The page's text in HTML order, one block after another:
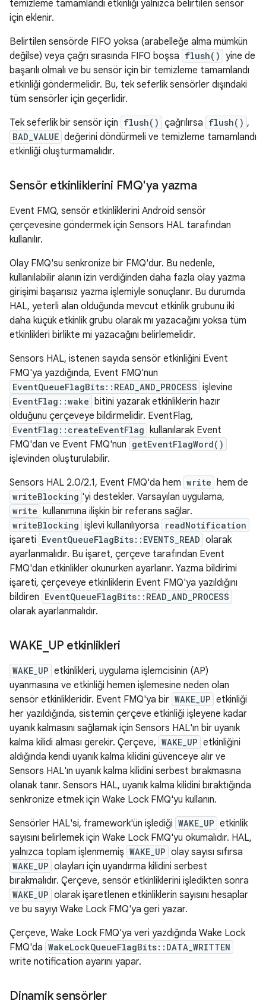
temizleme tamamlandı etkinliği yalnızca belirtilen sensör
için eklenir.
Belirtilen sensörde FIFO yoksa (arabelleğe alma mümkün
değilse) veya çağrı sırasında FIFO boşsa flush() yine de
başarılı olmalı ve bu sensör için bir temizleme tamamlandı
etkinliği göndermelidir. Bu, tek seferlik sensörler dışındaki
tüm sensörler için geçerlidir.
Tek seferlik bir sensör için flush() çağrılırsa flush() ,
BAD_VALUE değerini döndürmeli ve temizleme tamamlandı
etkinliği oluşturmamalıdır.
Sensör etkinliklerini FMQ'ya yazma
Event FMQ, sensör etkinliklerini Android sensör
çerçevesine göndermek için Sensors HAL tarafından
kullanılır.
Olay FMQ'su senkronize bir FMQ'dur. Bu nedenle,
kullanılabilir alanın izin verdiğinden daha fazla olay yazma
girişimi başarısız yazma işlemiyle sonuçlanır. Bu durumda
HAL, yeterli alan olduğunda mevcut etkinlik grubunu iki
daha küçük etkinlik grubu olarak mı yazacağını yoksa tüm
etkinlikleri birlikte mi yazacağını belirlemelidir.
Sensors HAL, istenen sayıda sensör etkinliğini Event
FMQ'ya yazdığında, Event FMQ'nun
EventQueueFlagBits::READ_AND_PROCESS işlevine
EventFlag::wake bitini yazarak etkinliklerin hazır
olduğunu çerçeveye bildirmelidir. EventFlag,
EventFlag::createEventFlag kullanılarak Event
FMQ'dan ve Event FMQ'nun getEventFlagWord()
işlevinden oluşturulabilir.
Sensors HAL 2.0/2.1, Event FMQ'da hem write hem de
writeBlocking 'yi destekler. Varsayılan uygulama,
write kullanımına ilişkin bir referans sağlar.
writeBlocking işlevi kullanılıyorsa readNotification
işareti EventQueueFlagBits::EVENTS_READ olarak
ayarlanmalıdır. Bu işaret, çerçeve tarafından Event
FMQ'dan etkinlikler okunurken ayarlanır. Yazma bildirimi
işareti, çerçeveye etkinliklerin Event FMQ'ya yazıldığını
bildiren EventQueueFlagBits::READ_AND_PROCESS
olarak ayarlanmalıdır.
WAKE UP etkinlikleri
WAKE_UP etkinlikleri, uygulama işlemcisinin (AP)
uyanmasına ve etkinliği hemen işlemesine neden olan
sensör etkinlikleridir. Event FMQ'ya bir WAKE_UP etkinliği
her yazıldığında, sistemin çerçeve etkinliği işleyene kadar
uyanık kalmasını sağlamak için Sensors HAL'ın bir uyanık
kalma kilidi alması gerekir. Çerçeve, WAKE_UP etkinliğini
aldığında kendi uyanık kalma kilidini güvenceye alır ve
Sensors HAL'ın uyanık kalma kilidini serbest bırakmasına
olanak tanır. Sensors HAL, uyanık kalma kilidini bıraktığında
senkronize etmek için Wake Lock FMQ'yu kullanın.
Sensörler HAL'si, framework'ün işlediği WAKE_UP etkinlik
sayısını belirlemek için Wake Lock FMQ'yu okumalıdır. HAL,
yalnızca toplam işlenmemiş WAKE_UP olay sayısı sıfırsa
WAKE_UP olayları için uyandırma kilidini serbest
bırakmalıdır. Çerçeve, sensör etkinliklerini işledikten sonra
WAKE_UP olarak işaretlenen etkinliklerin sayısını hesaplar
ve bu sayıyı Wake Lock FMQ'ya geri yazar.
Çerçeve, Wake Lock FMQ'ya veri yazdığında Wake Lock
FMQ'da WakeLockQueueFlagBits::DATA_WRITTEN
write notification ayarını yapar.
Dinamik sensörler